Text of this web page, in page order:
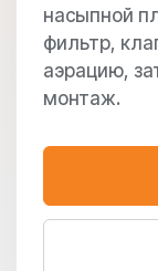
насыпной
фильтр,
аэрацию,
монтаж.